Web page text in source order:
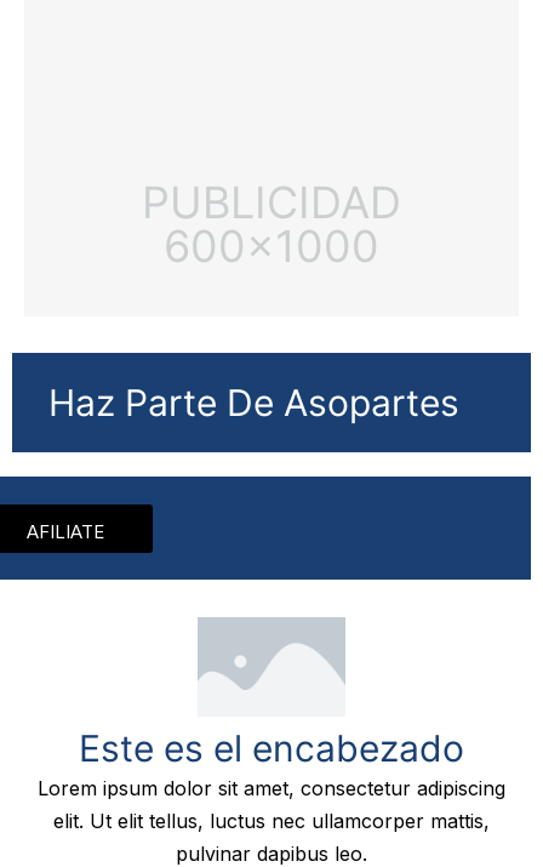
PUBLICIDAD
600x1000
Haz Parte De Asopartes
AFILIATE
Este es el encabezado
Lorem ipsum dolor sit amet, consectetur adipiscing
elit. Ut elit tellus, luctus nec ullamcorper mattis,
pulvinar dapibus leo.